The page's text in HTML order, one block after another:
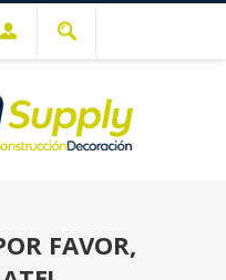
FAVOR,